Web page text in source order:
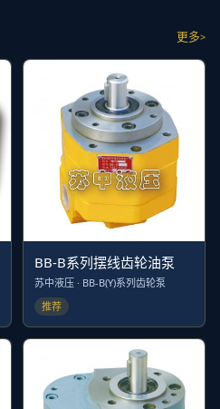
更多
BB-B系列摆线齿轮油泵
苏中液压 · BB-B(Y)系列齿轮泵
推荐